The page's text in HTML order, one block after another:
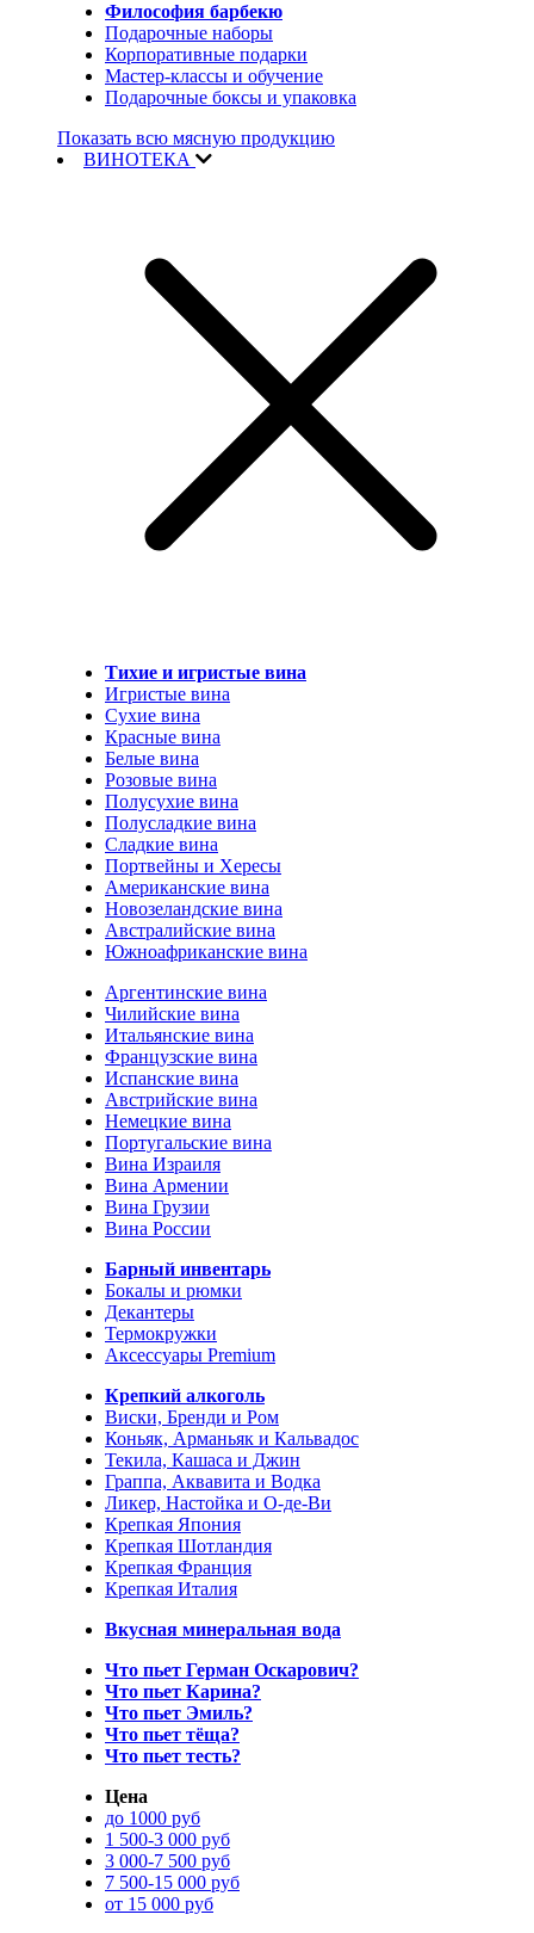
Философия барбекю
Подарочные наборы
Корпоративные подарки
Мастер-классы и обучение
Подарочные боксы и упаковка
Показать всю мясную продукцию
ВИНОТЕКА
Тихие и игристые вина
Игристые вина
Сухие вина
Красные вина
Белые вина
Розовые вина
Полусухие вина
Полусладкие вина
Сладкие вина
Портвейны и Хересы
Американские вина
Новозеландские вина
Австралийские вина
Южноафриканские вина
Аргентинские вина
Чилийские вина
Итальянские вина
Французские вина
Испанские вина
Австрийские вина
Немецкие вина
Португальские вина
Вина Израиля
Вина Армении
Вина Грузии
Вина России
Барный инвентарь
Бокалы и рюмки
Декантеры
Термокружки
Аксессуары Premium
Крепкий алкоголь
Виски, Бренди и Ром
Коньяк, Арманьяк и Кальвадос
Текила, Кашаса и Джин
Граппа, Аквавита и Водка
Ликер, Настойка и О-де-Ви
Крепкая Япония
Крепкая Шотландия
Крепкая Франция
Крепкая Италия
Вкусная минеральная вода
Что пьет Герман Оскарович?
Что пьет Карина?
Что пьет Эмиль?
Что пьет тёща?
Что пьет тесть?
Цена
до 1000 руб
1 500-3 000 руб
3 000-7 500 руб
7 500-15 000 руб
от 15 000 руб